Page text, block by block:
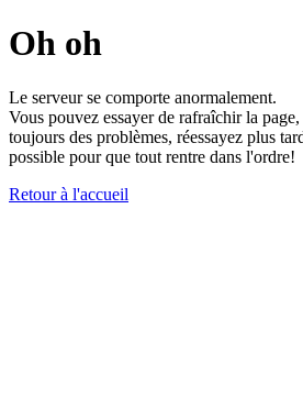
Oh oh
Le serveur se comporte anormalement.
Vous pouvez essayer de rafraîchir la
toujours des problèmes, réessayez plus
possible pour que tout rentre dans l'ordre!
Retour à l'accueil